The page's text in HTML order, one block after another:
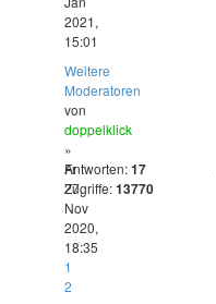
2021,
15:01
Weitere
Moderatoren
von
doppelklick
»
Fr
27.
Nov
2020,
18:35
1
2
Antworten:17
Zugriffe:13770